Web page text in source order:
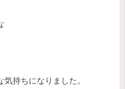
持ちになりました。